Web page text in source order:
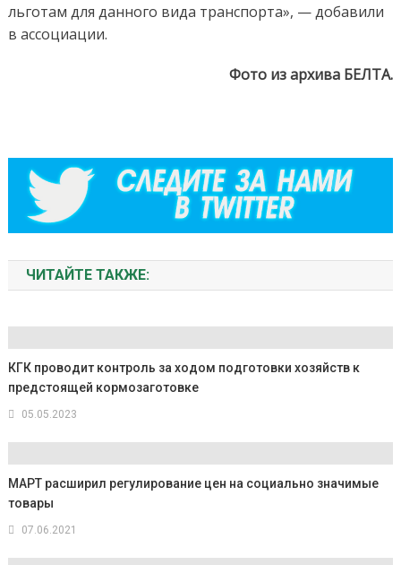
льготам для данного вида транспорта», — добавили
в ассоциации.
Фото из архива БЕЛТА.
ЧИТАЙТЕ ТАКЖЕ:
КГК проводит контроль за ходом подготовки хозяйств к
предстоящей кормозаготовке
05.05.2023
МАРТ расширил регулирование цен на социально значимые
товары
07.06.2021